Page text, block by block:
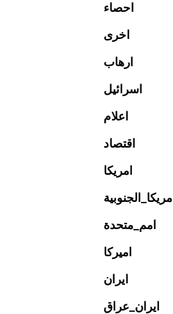
احصاء
اخرى
ارهاب
اسرائيل
اعلام
اقتصاد
امريكا
امريكا_الجنوبية
امم_متحدة
اميركا
ايران
ايران_عراق